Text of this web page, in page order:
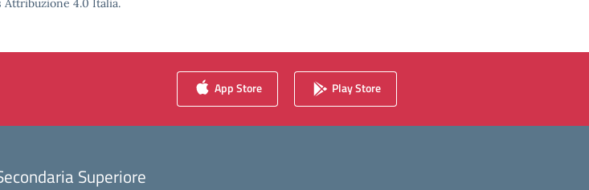
Attribuzione 4.0 Italia.
App Store Play Store
Superiore